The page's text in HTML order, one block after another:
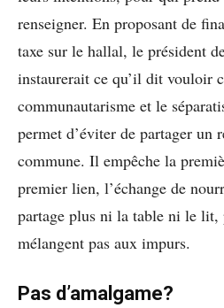
renseigner. En proposant de
taxe sur le hallal, le président
instaurerait ce qu’il dit vouloir
communautarisme et le
permet d’éviter de partager un
commune. Il empêche la
premier lien, l’échange de
partage plus ni la table ni le lit,
mélangent pas aux impurs.
Pas d’amalgame?